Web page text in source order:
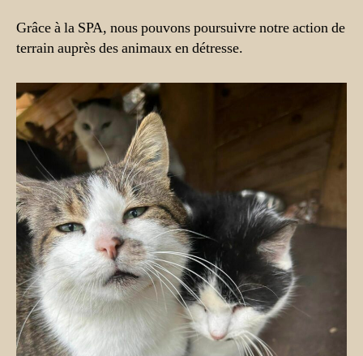
Grâce à la SPA, nous pouvons poursuivre notre action de
terrain auprès des animaux en détresse.